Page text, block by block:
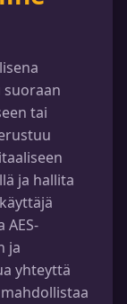
tai
ja hallita
ja
yhteyttä